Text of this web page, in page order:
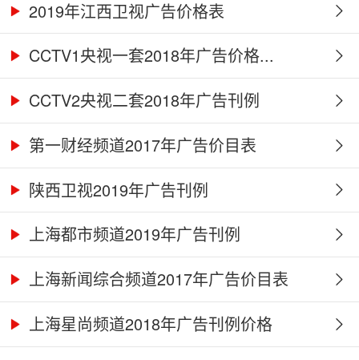
2019年江西卫视广告价格表
CCTV1央视一套2018年广告价格...
CCTV2央视二套2018年广告刊例
第一财经频道2017年广告价目表
陕西卫视2019年广告刊例
上海都市频道2019年广告刊例
上海新闻综合频道2017年广告价目表
上海星尚频道2018年广告刊例价格